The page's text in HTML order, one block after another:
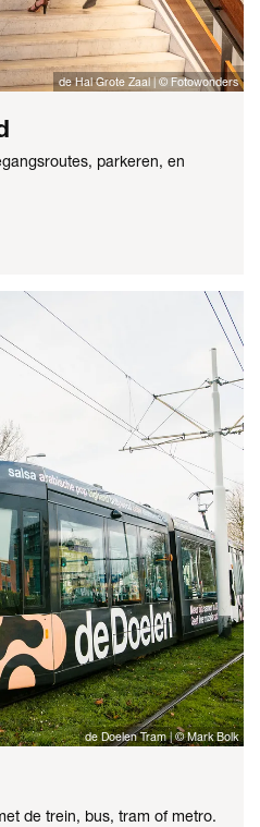
de Hal Grote Zaal | © Fotowonders
parkeren, en
de Doelen Tram | © Mark Bolk
de trein, bus, tram of metro.